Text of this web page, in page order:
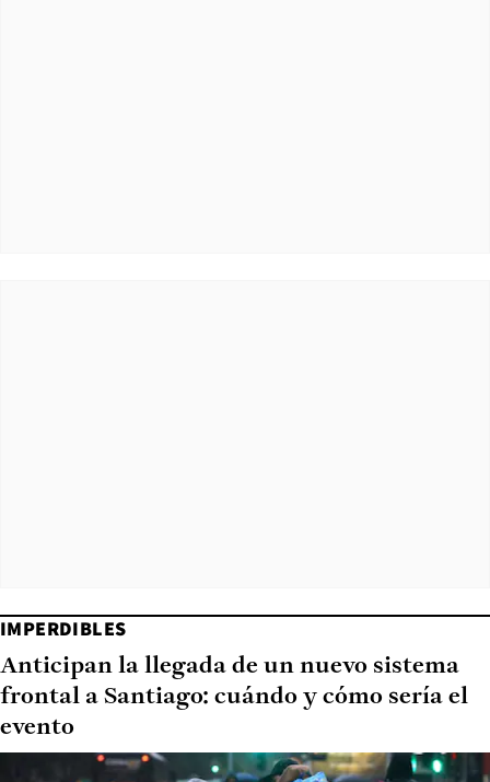
IMPERDIBLES
Anticipan la llegada de un nuevo sistema
frontal a Santiago: cuándo y cómo sería el
evento